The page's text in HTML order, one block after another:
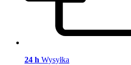
24 h Wysyłka